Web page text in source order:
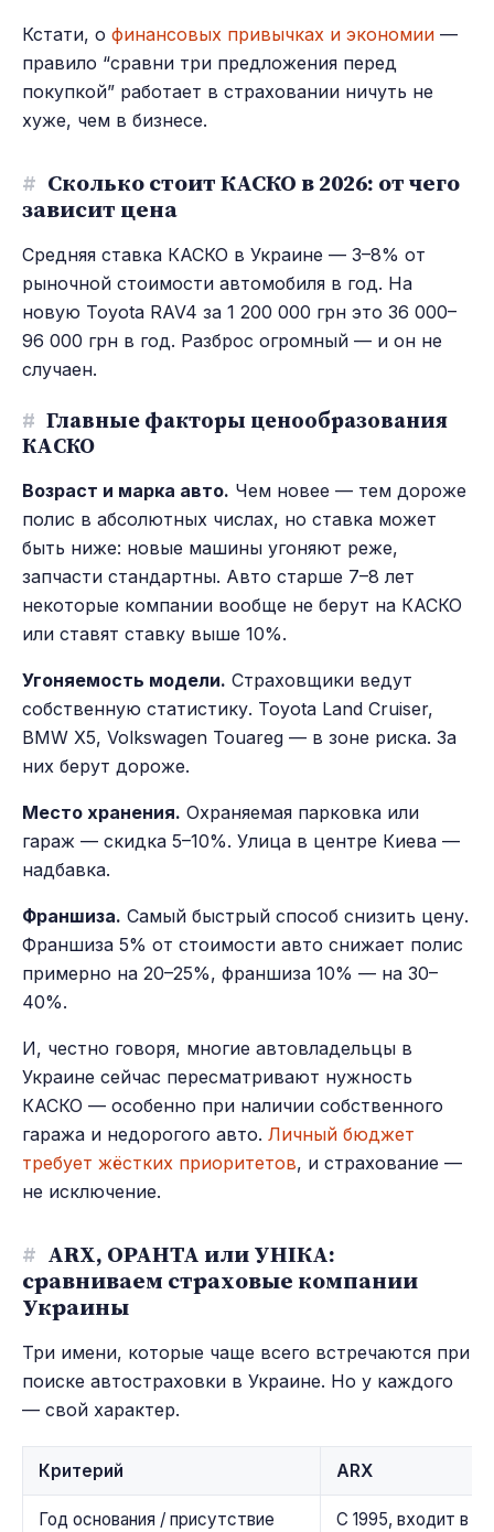
Кстати, о финансовых привычках и экономии —
правило “сравни три предложения перед
покупкой” работает в страховании ничуть не
хуже, чем в бизнесе.
# Сколько стоит КАСКО в 2026: от чего
зависит цена
Средняя ставка КАСКО в Украине — 3–8% от
рыночной стоимости автомобиля в год. На
новую Toyota RAV4 за 1 200 000 грн это 36 000–
96 000 грн в год. Разброс огромный — и он не
случаен.
# Главные факторы ценообразования
КАСКО
Возраст и марка авто. Чем новее — тем дороже
полис в абсолютных числах, но ставка может
быть ниже: новые машины угоняют реже,
запчасти стандартны. Авто старше 7–8 лет
некоторые компании вообще не берут на КАСКО
или ставят ставку выше 10%.
Угоняемость модели. Страховщики ведут
собственную статистику. Toyota Land Cruiser,
BMW X5, Volkswagen Touareg — в зоне риска. За
них берут дороже.
Место хранения. Охраняемая парковка или
гараж — скидка 5–10%. Улица в центре Киева —
надбавка.
Франшиза. Самый быстрый способ снизить цену.
Франшиза 5% от стоимости авто снижает полис
примерно на 20–25%, франшиза 10% — на 30–
40%.
И, честно говоря, многие автовладельцы в
Украине сейчас пересматривают нужность
КАСКО — особенно при наличии собственного
гаража и недорогого авто. Личный бюджет
требует жёстких приоритетов, и страхование —
не исключение.
# ARX, ОРАНТА или УНІКА:
сравниваем страховые компании
Украины
Три имени, которые чаще всего встречаются при
поиске автостраховки в Украине. Но у каждого
— свой характер.
Критерий ARX
Год основания / присутствие С 1995, входит в